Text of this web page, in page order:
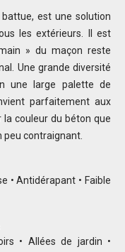
est une solution
les extérieurs. Il est
» du maçon reste
Une grande diversité
une large palette de
parfaitement aux
couleur du béton que
peu contraignant.
• Antidérapant • Faible
• Allées de jardin •